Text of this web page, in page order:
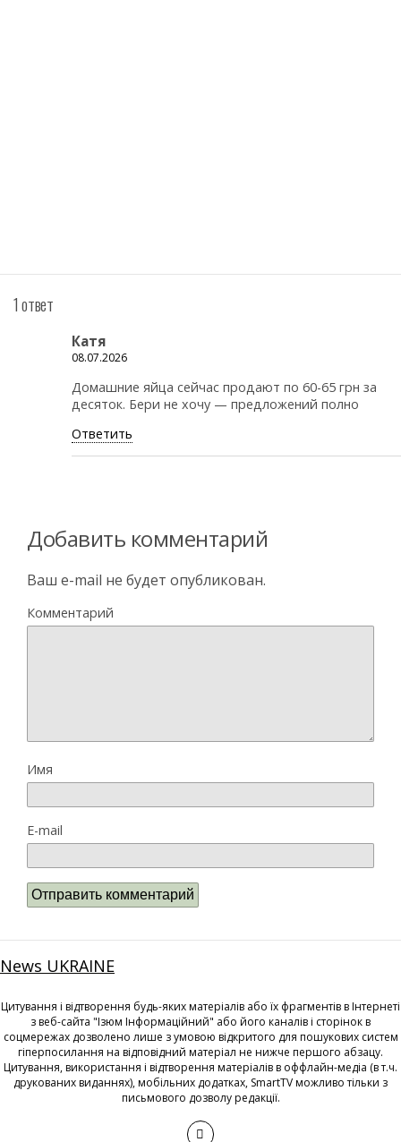
1 ответ
Катя
08.07.2026
Домашние яйца сейчас продают по 60-65 грн за
десяток. Бери не хочу — предложений полно
Ответить
Добавить комментарий
Ваш e-mail не будет опубликован.
Комментарий
Имя
E-mail
News UKRAINE
Цитування і відтворення будь-яких матеріалів або їх фрагментів в Інтернеті
з веб-сайта "Ізюм Інформаційний" або його каналів і сторінок в
соцмережах дозволено лише з умовою відкритого для пошукових систем
гіперпосилання на відповідний матеріал не нижче першого абзацу.
Цитування, використання і відтворення матеріалів в оффлайн-медіа (в т.ч.
друкованих виданнях), мобільних додатках, SmartTV можливо тільки з
письмового дозволу редакції.